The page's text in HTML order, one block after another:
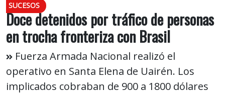
SUCESOS
Doce detenidos por tráfico de personas
en trocha fronteriza con Brasil
Fuerza Armada Nacional realizó el
operativo en Santa Elena de Uairén. Los
implicados cobraban de 900 a 1800 dólares